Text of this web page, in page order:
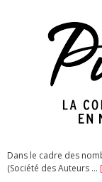
Dans le cadre des
(Société des Auteurs …